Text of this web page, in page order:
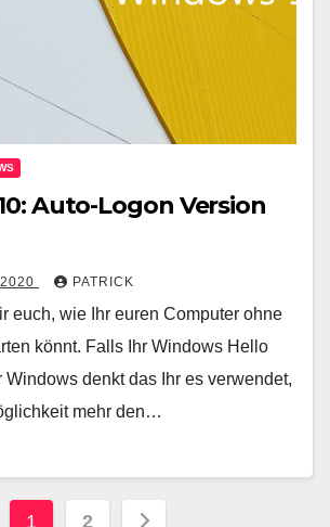
Auto-Logon Version
PATRICK
euch, wie Ihr euren Computer ohne
könnt. Falls Ihr Windows Hello
Windows denkt das Ihr es verwendet,
mehr den…
1 2